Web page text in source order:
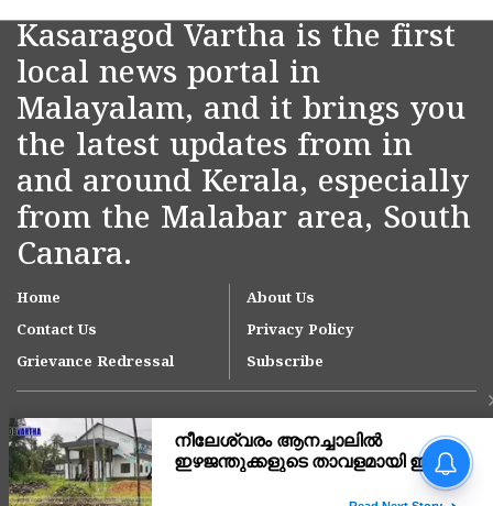
Kasaragod Vartha is the first
local news portal in
Malayalam, and it brings you
the latest updates from in
and around Kerala, especially
from the Malabar area, South
Canara.
Home
About Us
Contact Us
Privacy Policy
Grievance Redressal
Subscribe